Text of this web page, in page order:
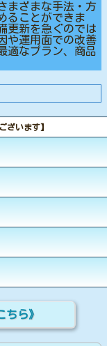
まざまな手法・方
ることができま
更新を急ぐのでは
や運用面での改善
適なプラン、商品
ざいます】
ちら》